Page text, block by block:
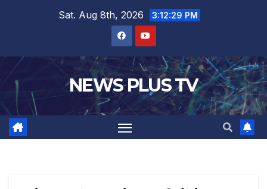
Sat. Aug 8th, 2026 3:12:29 PM
NEWS PLUS TV